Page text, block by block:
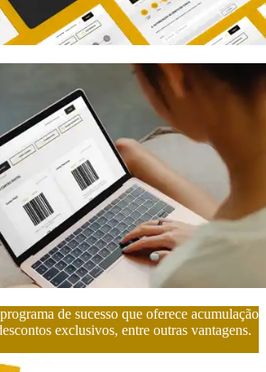
de sucesso que oferece acumulação
exclusivos, entre outras vantagens.